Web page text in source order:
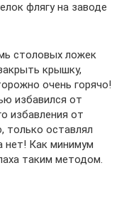
флягу на заводе
столовых ложек
крышку,
очень горячо!
избавился от
избавления от
только оставлял
нет! Как минимум
таким методом.